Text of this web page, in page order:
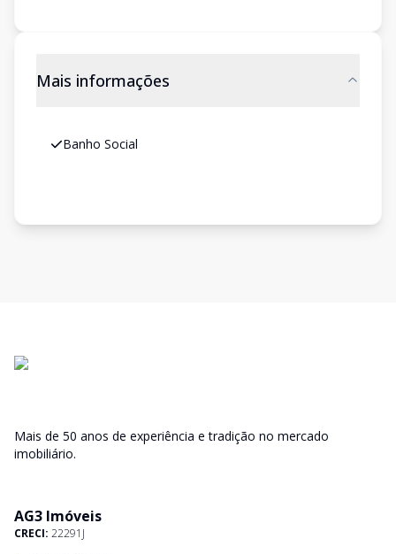
Mais informações
Banho Social
Mais de 50 anos de experiência e tradição no mercado
imobiliário.
AG3 Imóveis
CRECI: 22291J